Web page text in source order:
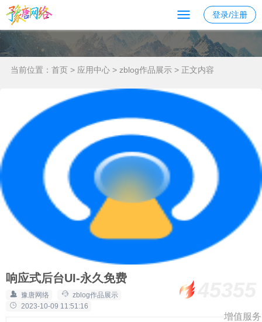
登录/注册
当前位置： 首页 > 应用中心 > zblog作品展示 > 正文内容
响应式后台UI-永久免费
豫唐网络
zblog作品展示
2023-10-09 11:51:16
增值服务